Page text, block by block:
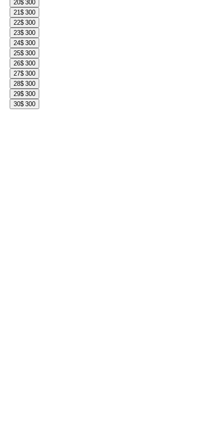
20$ 300
21$ 300
22$ 300
23$ 300
24$ 300
25$ 300
26$ 300
27$ 300
28$ 300
29$ 300
30$ 300